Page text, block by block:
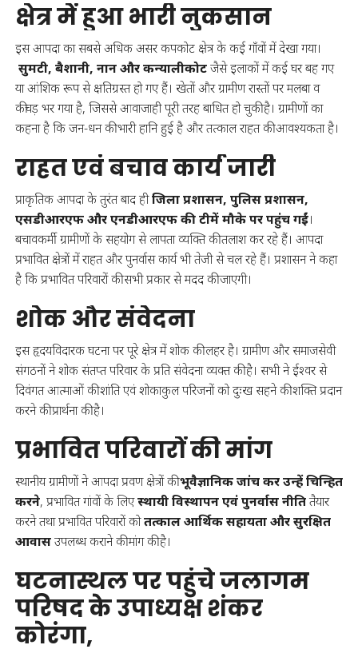
क्षेत्र में हुआ भारी नुकसान
इस आपदा का सबसे अधिक असर कपकोट क्षेत्र के कई गाँवों में देखा गया।
सुमटी, बैशानी, नान और कन्यालीकोटजैसे इलाकों में कई घर बह गए
या आंशिक रूप से क्षतिग्रस्त हो गए हैं। खेतों और ग्रामीण रास्तों पर मलबा व
कीचड़ भर गया है, जिससे आवाजाही पूरी तरह बाधित हो चुकी है। ग्रामीणों का
कहना है कि जन-धन की भारी हानि हुई है और तत्काल राहत की आवश्यकता है।
राहत एवं बचाव कार्य जारी
प्राकृतिक आपदा के तुरंत बाद हीजिला प्रशासन, पुलिस प्रशासन,
एसडीआरएफ और एनडीआरएफ की टीमें मौके पर पहुंच गईं।
बचावकर्मी ग्रामीणों के सहयोग से लापता व्यक्ति की तलाश कर रहे हैं। आपदा
प्रभावित क्षेत्रों में राहत और पुनर्वास कार्य भी तेजी से चल रहे हैं। प्रशासन ने कहा
है कि प्रभावित परिवारों की सभी प्रकार से मदद की जाएगी।
शोक और संवेदना
इस हृदयविदारक घटना पर पूरे क्षेत्र में शोक की लहर है। ग्रामीण और समाजसेवी
संगठनों ने शोक संतप्त परिवार के प्रति संवेदना व्यक्त की है। सभी ने ईश्वर से
दिवंगत आत्माओं की शांति एवं शोकाकुल परिजनों को दुःख सहने की शक्ति प्रदान
करने की प्रार्थना की है।
प्रभावित परिवारों की मांग
स्थानीय ग्रामीणों ने आपदा प्रवण क्षेत्रों कीभूवैज्ञानिक जांच कर उन्हें चिन्हित
करने, प्रभावित गांवों के लिएस्थायी विस्थापन एवं पुनर्वास नीतितैयार
करने तथा प्रभावित परिवारों कोतत्काल आर्थिक सहायता और सुरक्षित
आवासउपलब्ध कराने की मांग की है।
घटनास्थल पर पहुंचे जलागम
परिषद के उपाध्यक्ष शंकर
कोरंगा,